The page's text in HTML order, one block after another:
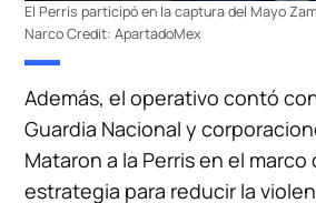
El Perris participó en la captura del Mayo
NarcoCredit: ApartadoMex
Además, el operativo contó
Guardia Nacional y
Mataron a la Perris en el marco
estrategia para reducir la